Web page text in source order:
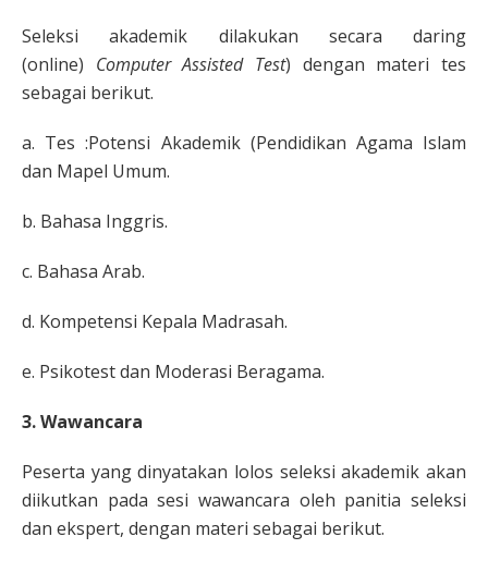
Seleksi akademik dilakukan secara daring
(online) Computer Assisted Test) dengan materi tes
sebagai berikut.
a. Tes :Potensi Akademik (Pendidikan Agama Islam
dan Mapel Umum.
b. Bahasa Inggris.
c. Bahasa Arab.
d. Kompetensi Kepala Madrasah.
e. Psikotest dan Moderasi Beragama.
3. Wawancara
Peserta yang dinyatakan lolos seleksi akademik akan
diikutkan pada sesi wawancara oleh panitia seleksi
dan ekspert, dengan materi sebagai berikut.